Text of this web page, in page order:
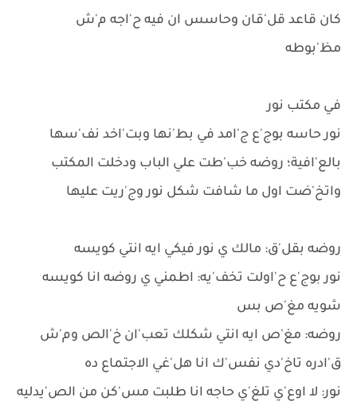
كان قاعد قل'قان وحاسس ان فيه ح'اجه م'ش
مظ'بوطه
في مكتب نور
نور حاسه بوج'ع ج'امد في بط'نها وبت'اخد نف'سها
بالع'افية؛ روضه خب'طت علي الباب ودخلت المكتب
واتخ'ضت اول ما شافت شكل نور وج'ريت عليها
روضه بقل'ق: مالك ي نور فيكي ايه انتي كويسه
نور بوج'ع ح'اولت تخف'يه: اطمني ي روضه انا كويسه
شويه مغ'ص بس
روضه: مغ'ص ايه انتي شكلك تعب'ان خ'الص وم'ش
ق'ادره تاخ'دي نفس'ك انا هل'غي الاجتماع ده
نور: لا اوع'ي تلغ'ي حاجه انا طلبت مس'كن من الص'يدليه